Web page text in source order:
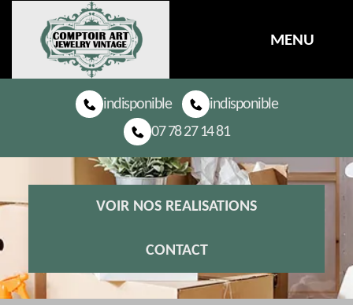
MENU
indisponible
indisponible
07 78 27 14 81
VOIR NOS REALISATIONS
CONTACT